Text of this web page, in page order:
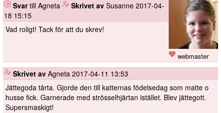
webmaster
Svartill Agneta Skrivet av Susanne 2017-04-
18 15:15
Vad roligt! Tack för att du skrev!
Skrivet av Agneta 2017-04-11 13:53
Jättegoda tårta. Gjorde den till katternas födelsedag som matte o
husse fick. Garnerade med strösselhjärtan istället. Blev jättegott.
Supersmaskigt!